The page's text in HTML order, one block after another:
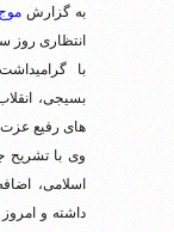
به گزارش
انتظاری
با
بسیجی،
های رفیع عزت
وی با تشریح
اسلامی،
داشته و